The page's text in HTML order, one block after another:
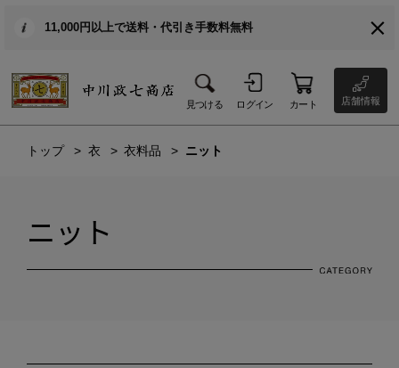
11,000円以上で送料・代引き手数料無料
見つける ログイン カート 店舗情報
トップ 衣 衣料品 ニット
ニット